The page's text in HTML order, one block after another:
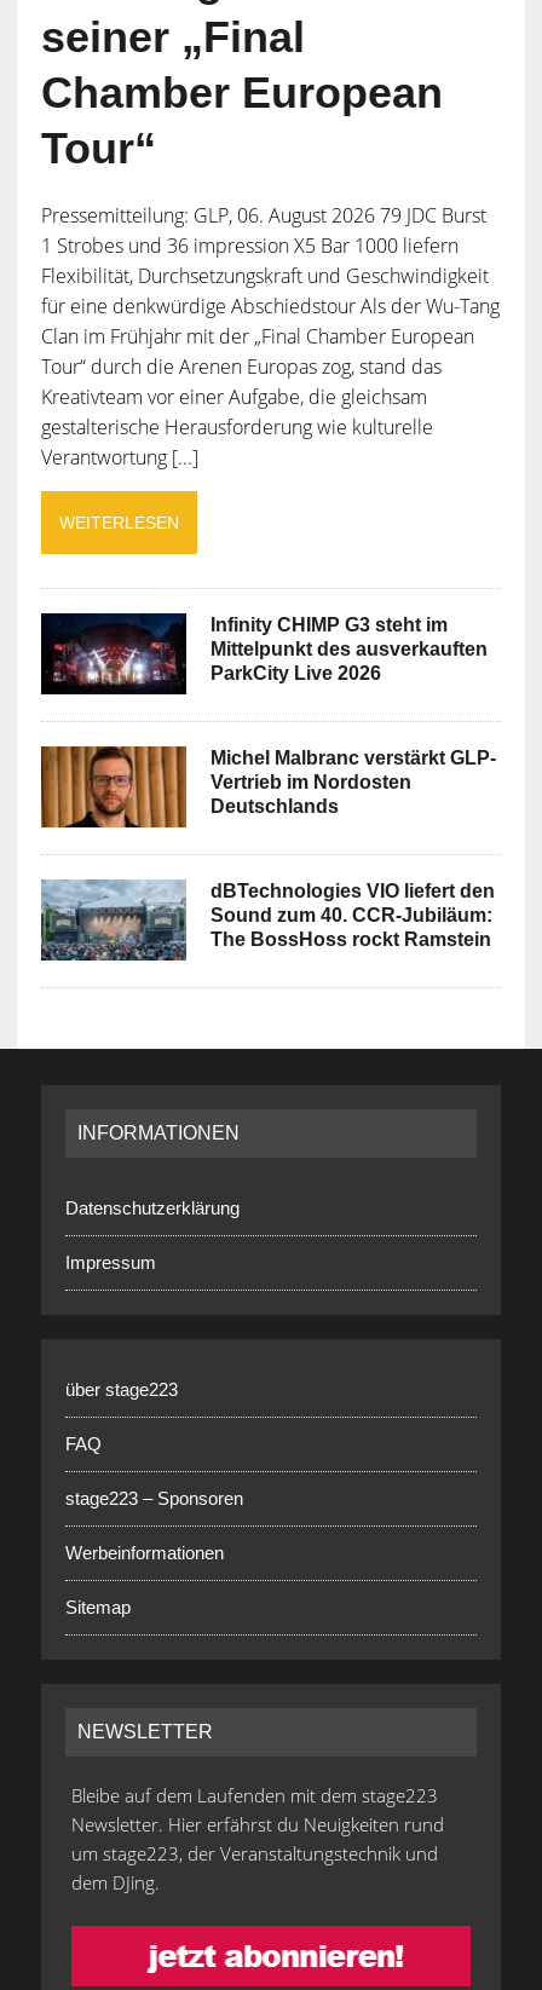
seiner „Final
Chamber European
Tour“
Pressemitteilung: GLP, 06. August 2026 79 JDC Burst
1 Strobes und 36 impression X5 Bar 1000 liefern
Flexibilität, Durchsetzungskraft und Geschwindigkeit
für eine denkwürdige Abschiedstour Als der Wu-Tang
Clan im Frühjahr mit der „Final Chamber European
Tour“ durch die Arenen Europas zog, stand das
Kreativteam vor einer Aufgabe, die gleichsam
gestalterische Herausforderung wie kulturelle
Verantwortung [...]
WEITERLESEN
Infinity CHIMP G3 steht im
Mittelpunkt des ausverkauften
ParkCity Live 2026
Michel Malbranc verstärkt GLP-
Vertrieb im Nordosten
Deutschlands
dBTechnologies VIO liefert den
Sound zum 40. CCR-Jubiläum:
The BossHoss rockt Ramstein
INFORMATIONEN
Datenschutzerklärung
Impressum
über stage223
FAQ
stage223 – Sponsoren
Werbeinformationen
Sitemap
NEWSLETTER
Bleibe auf dem Laufenden mit dem stage223
Newsletter. Hier erfährst du Neuigkeiten rund
um stage223, der Veranstaltungstechnik und
dem DJing.